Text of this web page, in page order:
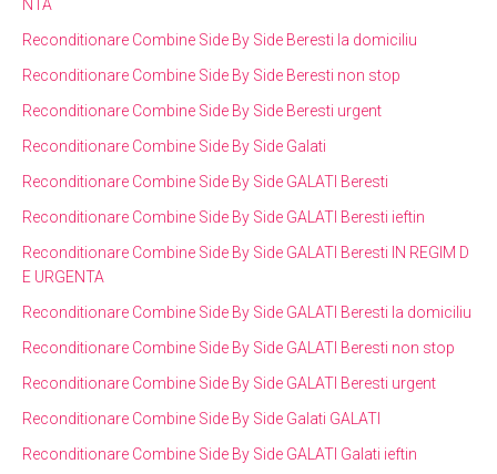
NTA
Reconditionare Combine Side By Side Beresti la domiciliu
Reconditionare Combine Side By Side Beresti non stop
Reconditionare Combine Side By Side Beresti urgent
Reconditionare Combine Side By Side Galati
Reconditionare Combine Side By Side GALATI Beresti
Reconditionare Combine Side By Side GALATI Beresti ieftin
Reconditionare Combine Side By Side GALATI Beresti IN REGIM D
E URGENTA
Reconditionare Combine Side By Side GALATI Beresti la domiciliu
Reconditionare Combine Side By Side GALATI Beresti non stop
Reconditionare Combine Side By Side GALATI Beresti urgent
Reconditionare Combine Side By Side Galati GALATI
Reconditionare Combine Side By Side GALATI Galati ieftin